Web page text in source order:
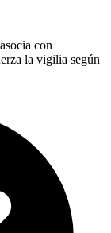
con
la vigilia según